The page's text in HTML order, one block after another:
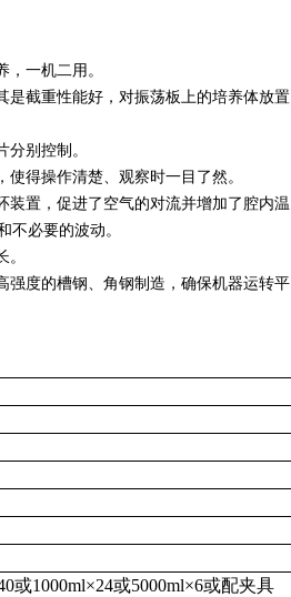
一机二用。
是截重性能好，对振荡板上的培养体放置
别控制。
得操作清楚、观察时一目了然。
装置，促进了空气的对流并增加了腔内温
不必要的波动。
强度的槽钢、角钢制造，确保机器运转平
或1000ml×24或5000ml×6或配夹具